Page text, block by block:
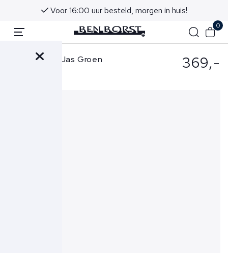
Voor 16:00 uur besteld, morgen in huis!
0
Parajumpers Jas Groen 369,-